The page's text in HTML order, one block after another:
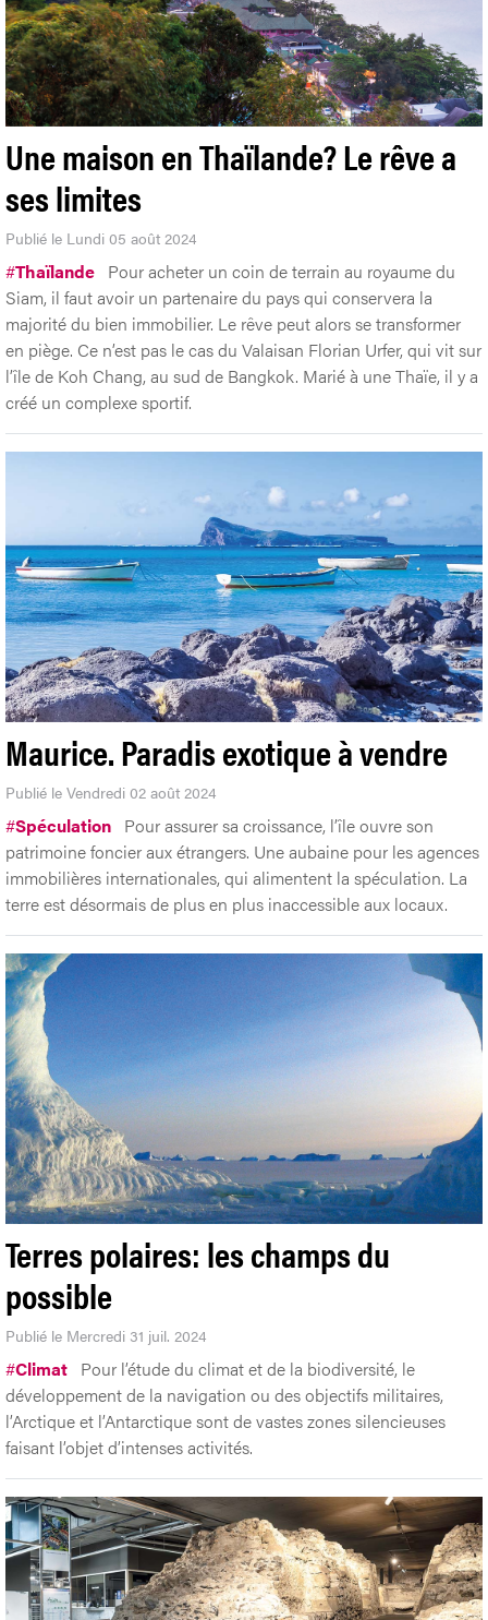
Une maison en Thaïlande? Le rêve a
ses limites
Publié le Lundi 05 août 2024
#Thaïlande Pour acheter un coin de terrain au royaume du
Siam, il faut avoir un partenaire du pays qui conservera la
majorité du bien immobilier. Le rêve peut alors se transformer
en piège. Ce n’est pas le cas du Valaisan Florian Urfer, qui vit sur
l’île de Koh Chang, au sud de Bangkok. Marié à une Thaïe, il y a
créé un complexe sportif.
Maurice. Paradis exotique à vendre
Publié le Vendredi 02 août 2024
#Spéculation Pour assurer sa croissance, l’île ouvre son
patrimoine foncier aux étrangers. Une aubaine pour les agences
immobilières internationales, qui alimentent la spéculation. La
terre est désormais de plus en plus inaccessible aux locaux.
Terres polaires: les champs du
possible
Publié le Mercredi 31 juil. 2024
#Climat Pour l’étude du climat et de la biodiversité, le
développement de la navigation ou des objectifs militaires,
l’Arctique et l’Antarctique sont de vastes zones silencieuses
faisant l’objet d’intenses activités.